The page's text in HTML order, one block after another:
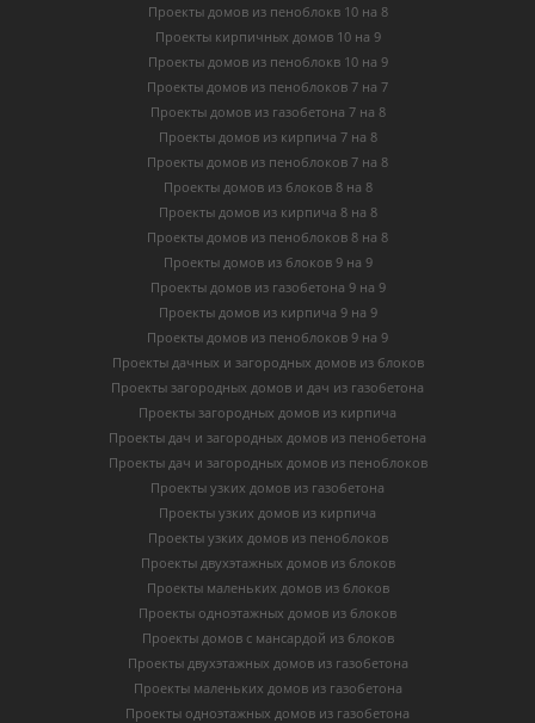
Проекты домов из пеноблокв 10 на 8
Проекты кирпичных домов 10 на 9
Проекты домов из пеноблокв 10 на 9
Проекты домов из пеноблоков 7 на 7
Проекты домов из газобетона 7 на 8
Проекты домов из кирпича 7 на 8
Проекты домов из пеноблоков 7 на 8
Проекты домов из блоков 8 на 8
Проекты домов из кирпича 8 на 8
Проекты домов из пеноблоков 8 на 8
Проекты домов из блоков 9 на 9
Проекты домов из газобетона 9 на 9
Проекты домов из кирпича 9 на 9
Проекты домов из пеноблоков 9 на 9
Проекты дачных и загородных домов из блоков
Проекты загородных домов и дач из газобетона
Проекты загородных домов из кирпича
Проекты дач и загородных домов из пенобетона
Проекты дач и загородных домов из пеноблоков
Проекты узких домов из газобетона
Проекты узких домов из кирпича
Проекты узких домов из пеноблоков
Проекты двухэтажных домов из блоков
Проекты маленьких домов из блоков
Проекты одноэтажных домов из блоков
Проекты домов с мансардой из блоков
Проекты двухэтажных домов из газобетона
Проекты маленьких домов из газобетона
Проекты одноэтажных домов из газобетона